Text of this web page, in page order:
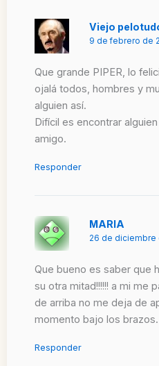
Viejo
9 de febrero de
Que grande PIPER, lo
ojalá todos, hombres y
alguien así.
Difícil es encontrar
amigo.
Responder
MARIA
26 de diciembre
Que bueno es saber que
su otra mitad!!!!!! a mi me
de arriba no me deja de
momento bajo los brazos.
Responder